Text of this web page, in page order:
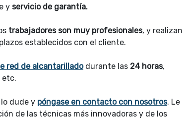
y servicio de garantía.
trabajadores son muy profesionales, y realizan
establecidos con el cliente.
red de alcantarilladodurante las 24 horas,
etc.
dude y póngase en contacto con nosotros. Le
de las técnicas más innovadoras y de los